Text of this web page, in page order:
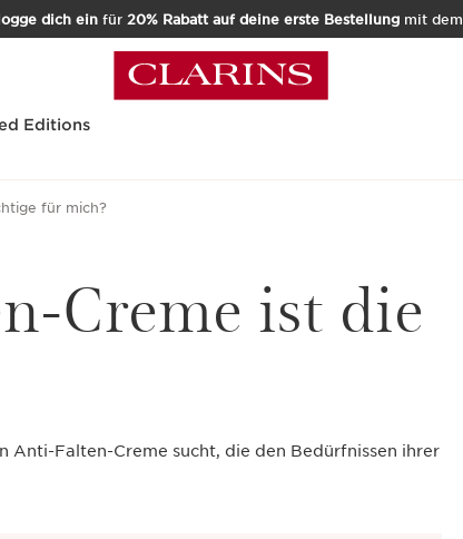
dich einfür 20% Rabatt auf deine erste Bestellungmit dem
Editions
für mich?
Creme ist die